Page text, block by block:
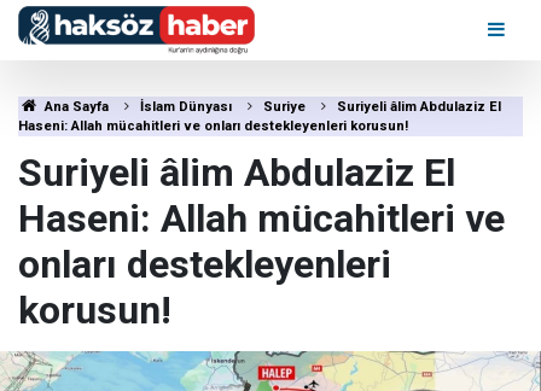
Ana Sayfa İslam Dünyası Suriye
Suriyeli âlim Abdulaziz El
Haseni: Allah mücahitleri ve onları destekleyenleri korusun!
Suriyeli âlim Abdulaziz El
Haseni: Allah mücahitleri ve
onları destekleyenleri
korusun!